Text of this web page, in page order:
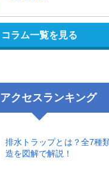
コラム一覧を見る
アクセスランキング
排水トラップとは？全7種
造を図解で解説！